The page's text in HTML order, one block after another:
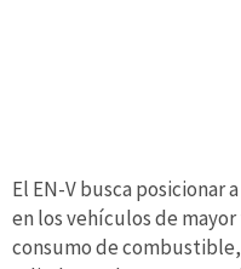
El EN-V busca posicionar
en los vehículos de
consumo de